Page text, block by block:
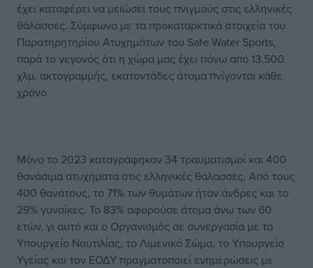
έχει καταφέρει να μειώσει τους πνιγμούς στις ελληνικές
θάλασσες. Σύμφωνα με τα προκαταρκτικά στοιχεία του
Παρατηρητηρίου Ατυχημάτων του Safe Water Sports,
παρά το γεγονός ότι η χώρα μας έχει πάνω από 13.500
χλμ. ακτογραμμής, εκατοντάδες άτομα πνίγονται κάθε
χρόνο.
Μόνο το 2023 καταγράφηκαν 34 τραυματισμοί και 400
θανάσιμα ατυχήματα στις ελληνικές θάλασσες. Από τους
400 θανάτους, το 71% των θυμάτων ήταν άνδρες και το
29% γυναίκες. Το 83% αφορούσε άτομα άνω των 60
ετών, γι αυτό και ο Οργανισμός σε συνεργασία με το
Υπουργείο Ναυτιλίας, το Λιμενικό Σώμα, το Υπουργείο
Υγείας και τον ΕΟΔΥ πραγματοποιεί ενημερώσεις με